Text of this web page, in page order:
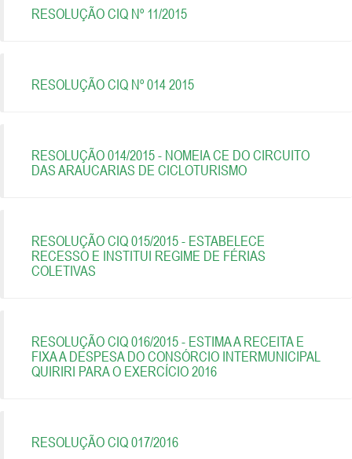
RESOLUÇÃO CIQ Nº 11/2015
RESOLUÇÃO CIQ Nº 014 2015
RESOLUÇÃO 014/2015 - NOMEIA CE DO CIRCUITO
DAS ARAUCARIAS DE CICLOTURISMO
RESOLUÇÃO CIQ 015/2015 - ESTABELECE
RECESSO E INSTITUI REGIME DE FÉRIAS
COLETIVAS
RESOLUÇÃO CIQ 016/2015 - ESTIMA A RECEITA E
FIXA A DESPESA DO CONSÓRCIO INTERMUNICIPAL
QUIRIRI PARA O EXERCÍCIO 2016
RESOLUÇÃO CIQ 017/2016